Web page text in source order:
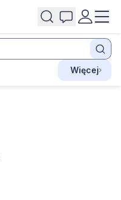
Więcej